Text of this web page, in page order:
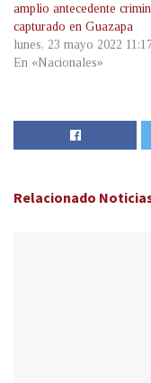
amplio antecedente
capturado en Guazapa
lunes, 23 mayo 2022
En «Nacionales»
Relacionado